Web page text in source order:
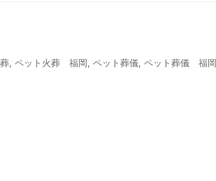
, ペット火葬 福岡 , ペット葬儀, ペット葬儀 福岡